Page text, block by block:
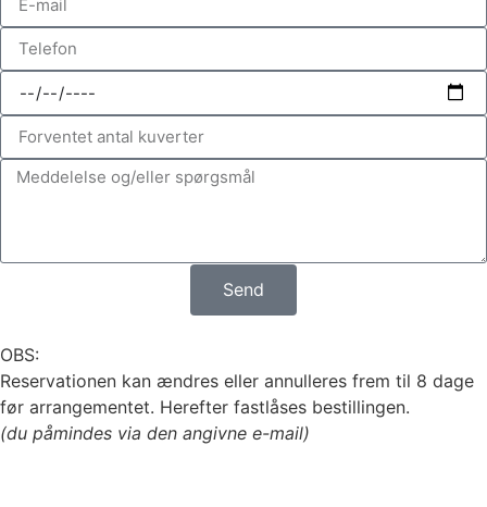
Send
OBS:
Reservationen kan ændres eller annulleres frem til 8 dage
før arrangementet. Herefter fastlåses bestillingen.
(du påmindes via den angivne e-mail)